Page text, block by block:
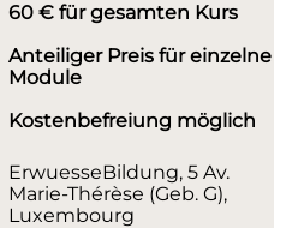
60 € für gesamten Kurs
Anteiliger Preis für einzelne
Module
Kostenbefreiung möglich
ErwuesseBildung, 5 Av.
Marie-Thérèse (Geb. G),
Luxembourg